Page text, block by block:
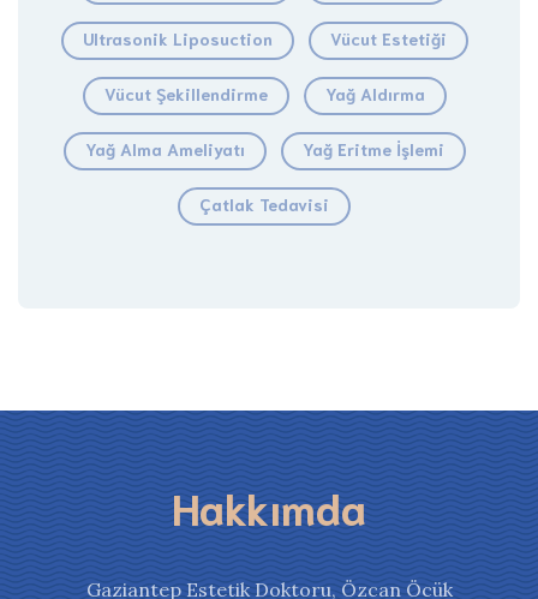
Ultrasonik Liposuction Vücut Estetiği
Vücut Şekillendirme Yağ Aldırma
Yağ Alma Ameliyatı Yağ Eritme İşlemi
Çatlak Tedavisi
Hakkımda
Gaziantep Estetik Doktoru, Özcan Öcük